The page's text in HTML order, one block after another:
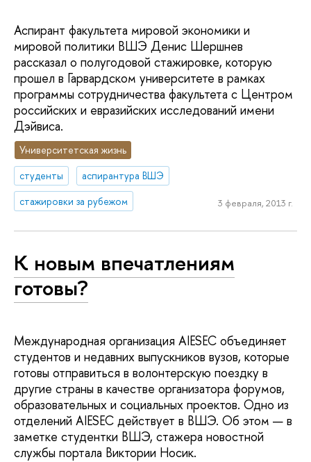
Аспирант факультета мировой экономики и
мировой политики ВШЭ Денис Шершнев
рассказал о полугодовой стажировке, которую
прошел в Гарвардском университете в рамках
программы сотрудничества факультета с Центром
российских и евразийских исследований имени
Дэйвиса.
Университетская жизнь
студенты
аспирантура ВШЭ
стажировки за рубежом
3 февраля, 2013 г.
К новым впечатлениям
готовы?
Международная организация AIESEC объединяет
студентов и недавних выпускников вузов, которые
готовы отправиться в волонтерскую поездку в
другие страны в качестве организатора форумов,
образовательных и социальных проектов. Одно из
отделений AIESEC действует в ВШЭ. Об этом — в
заметке студентки ВШЭ, стажера новостной
службы портала Виктории Носик.